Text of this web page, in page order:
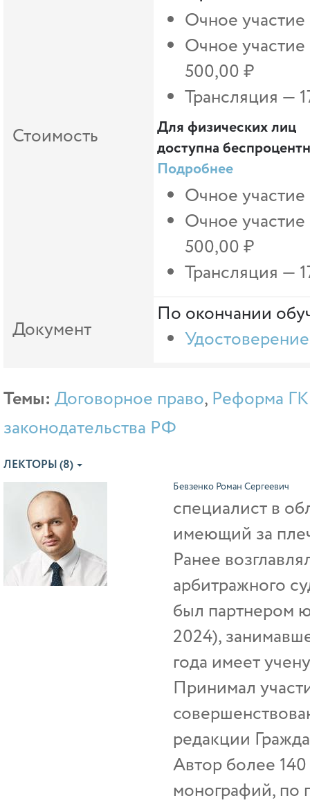
Стоимость
Очное
Очное
500,00 ₽
Трансляция —
Для физических лиц
доступна
Подробнее
Очное
Очное
500,00 ₽
Трансляция —
Документ
По окончании
Темы: Договорное право, Реформа
законодательства РФ
ЛЕКТОРЫ (8)
Бевзенко Роман Сергеевич
специалист в
имеющий за
Ранее
арбитражного
был партнером
2024),
года имеет
Принимал
редакции
Автор более
монографий, по